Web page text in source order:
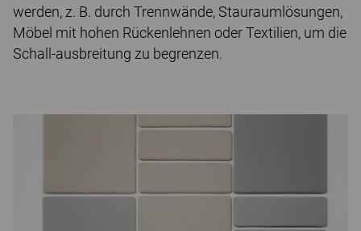
werden, z. B. durch Trennwände, Stauraumlösungen,
Möbel mit hohen Rückenlehnen oder Textilien, um die
Schall-ausbreitung zu begrenzen.